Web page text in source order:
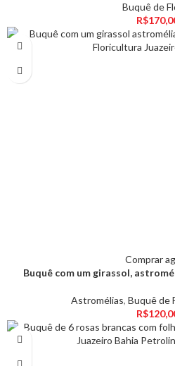
Buquê de
R$
Comprar
Buquê com um girassol,
Astromélias, Buquê de
R$